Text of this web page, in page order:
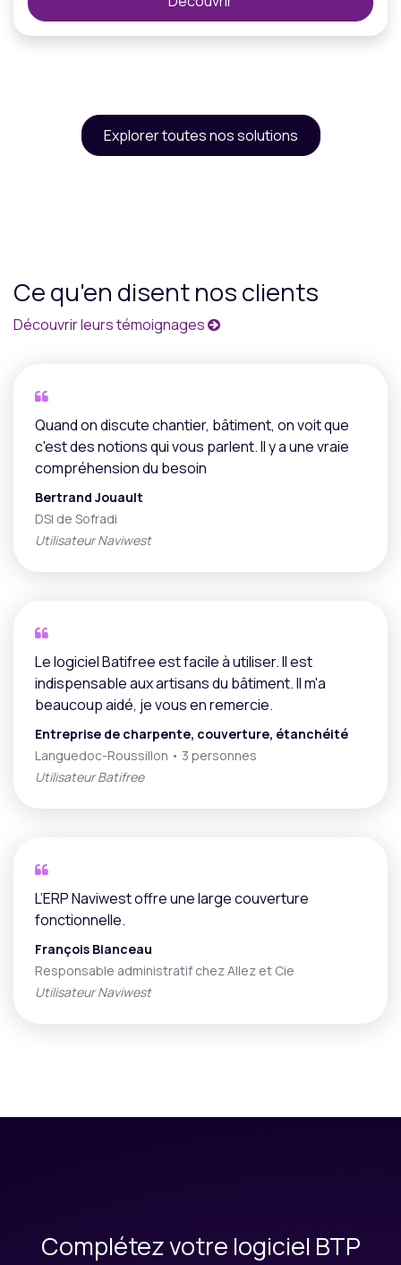
Explorer toutes nos solutions
Ce qu'en disent nos clients
Découvrir leurs témoignages
Quand on discute chantier, bâtiment, on voit que
c'est des notions qui vous parlent. Il y a une vraie
compréhension du besoin
Bertrand Jouault
DSI de Sofradi
Utilisateur Naviwest
Le logiciel Batifree est facile à utiliser. Il est
indispensable aux artisans du bâtiment. Il m'a
beaucoup aidé, je vous en remercie.
Entreprise de charpente, couverture, étanchéité
Languedoc-Roussillon • 3 personnes
Utilisateur Batifree
L’ERP Naviwest offre une large couverture
fonctionnelle.
François Bianceau
Responsable administratif chez Allez et Cie
Utilisateur Naviwest
Complétez votre logiciel BTP